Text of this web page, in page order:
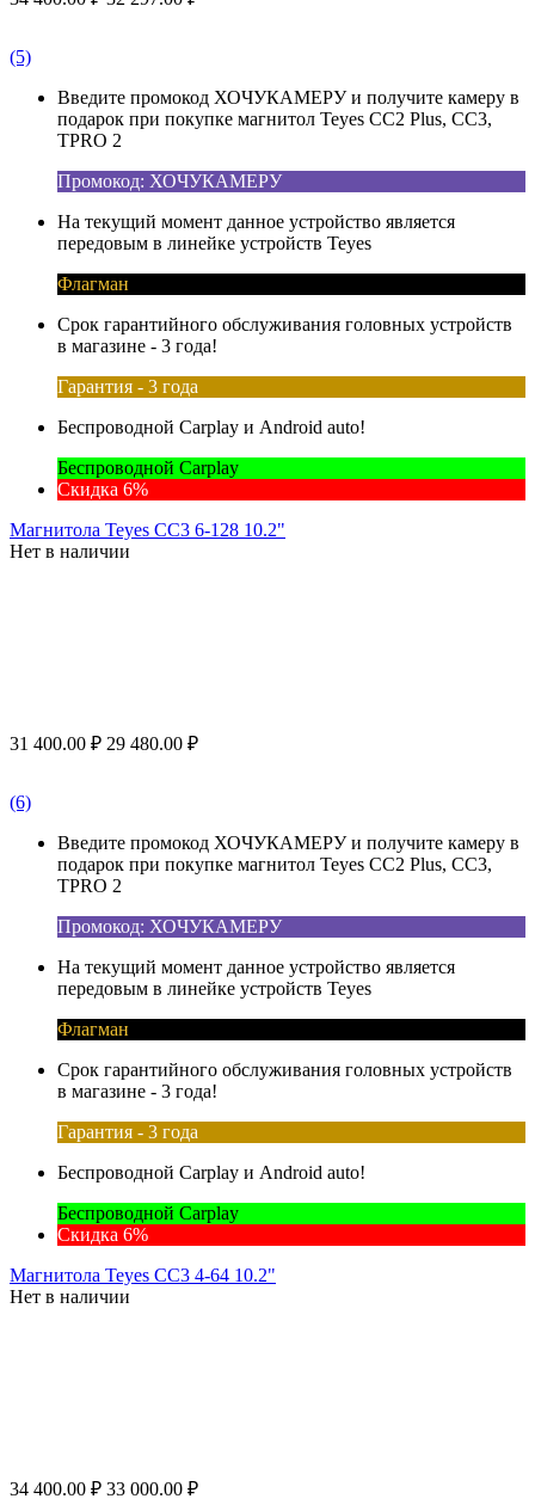
(5)
Введите промокод ХОЧУКАМЕРУ и получите камеру в
подарок при покупке магнитол Teyes CC2 Plus, CC3,
TPRO 2
Промокод: ХОЧУКАМЕРУ
На текущий момент данное устройство является
передовым в линейке устройств Teyes
Флагман
Срок гарантийного обслуживания головных устройств
в магазине - 3 года!
Гарантия - 3 года
Беспроводной Carplay и Android auto!
Беспроводной Carplay
Скидка 6%
Магнитола Teyes CC3 6-128 10.2"
Нет в наличии
31 400.00 ₽ 29 480.00 ₽
(6)
Введите промокод ХОЧУКАМЕРУ и получите камеру в
подарок при покупке магнитол Teyes CC2 Plus, CC3,
TPRO 2
Промокод: ХОЧУКАМЕРУ
На текущий момент данное устройство является
передовым в линейке устройств Teyes
Флагман
Срок гарантийного обслуживания головных устройств
в магазине - 3 года!
Гарантия - 3 года
Беспроводной Carplay и Android auto!
Беспроводной Carplay
Скидка 6%
Магнитола Teyes CC3 4-64 10.2"
Нет в наличии
34 400.00 ₽ 33 000.00 ₽